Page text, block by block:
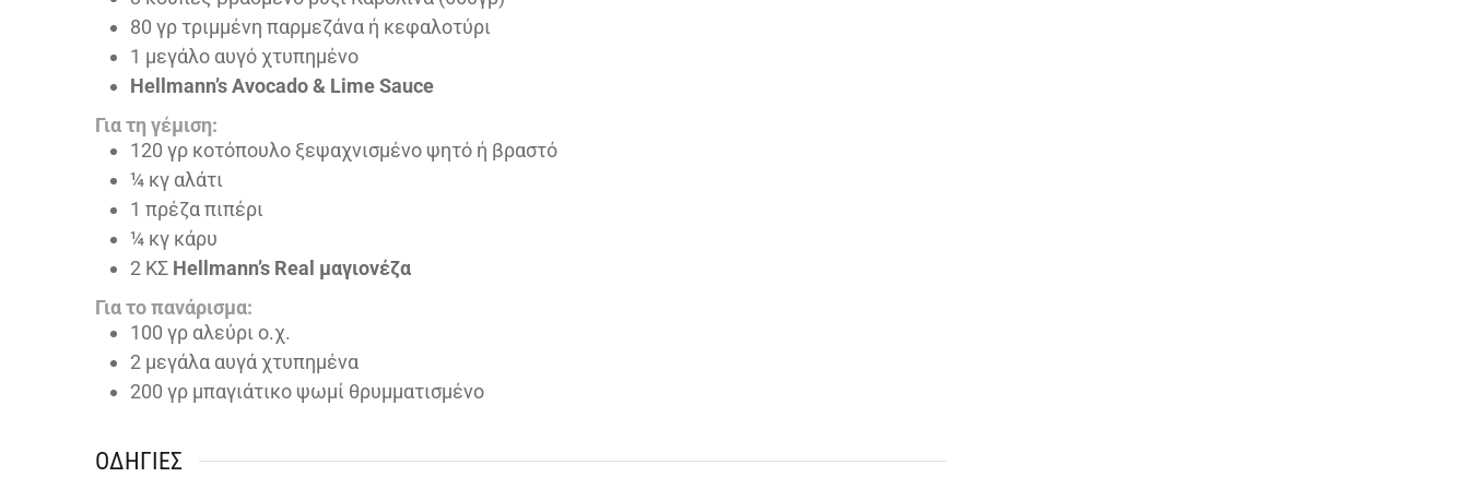
80 γρ τριμμένη παρμεζάνα ή κεφαλοτύρι
1 μεγάλο αυγό χτυπημένο
Hellmann’s Avocado & Lime Sauce
Για τη γέμιση:
120 γρ κοτόπουλο ξεψαχνισμένο ψητό ή βραστό
¼ κγ αλάτι
1 πρέζα πιπέρι
¼ κγ κάρυ
2 ΚΣ Hellmann’s Real μαγιονέζα
Για το πανάρισμα:
100 γρ αλεύρι ο.χ.
2 μεγάλα αυγά χτυπημένα
200 γρ μπαγιάτικο ψωμί θρυμματισμένο
ΟΔΗΓΊΕΣ